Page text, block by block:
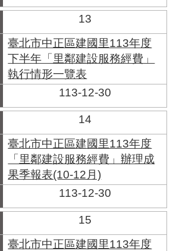
13
臺北市中正區建國里113年度
下半年「里鄰建設服務經費」
執行情形一覽表
113-12-30
14
臺北市中正區建國里113年度
「里鄰建設服務經費」辦理成
果季報表(10-12月)
113-12-30
15
臺北市中正區建國里113年度